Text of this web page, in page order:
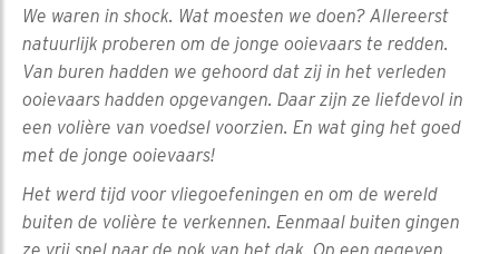
We waren in shock. Wat moesten we doen? Allereerst
natuurlijk proberen om de jonge ooievaars te redden.
Van buren hadden we gehoord dat zij in het verleden
ooievaars hadden opgevangen. Daar zijn ze liefdevol in
een volière van voedsel voorzien. En wat ging het goed
met de jonge ooievaars!
Het werd tijd voor vliegoefeningen en om de wereld
buiten de volière te verkennen. Eenmaal buiten gingen
ze vrij snel naar de nok van het dak. Op een gegeven